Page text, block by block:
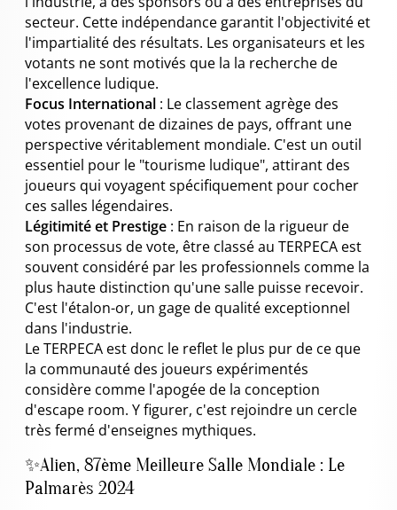
secteur. Cette indépendance garantit l'objectivité et
l'impartialité des résultats. Les organisateurs et les
votants ne sont motivés que la la recherche de
l'excellence ludique.
Focus International : Le classement agrège des
votes provenant de dizaines de pays, offrant une
perspective véritablement mondiale. C'est un outil
essentiel pour le "tourisme ludique", attirant des
joueurs qui voyagent spécifiquement pour cocher
ces salles légendaires.
Légitimité et Prestige : En raison de la rigueur de
son processus de vote, être classé au TERPECA est
souvent considéré par les professionnels comme la
plus haute distinction qu'une salle puisse recevoir.
C'est l'étalon-or, un gage de qualité exceptionnel
dans l'industrie.
Le TERPECA est donc le reflet le plus pur de ce que
la communauté des joueurs expérimentés
considère comme l'apogée de la conception
d'escape room. Y figurer, c'est rejoindre un cercle
très fermé d'enseignes mythiques.
✨Alien, 87ème Meilleure Salle Mondiale : Le
Palmarès 2024